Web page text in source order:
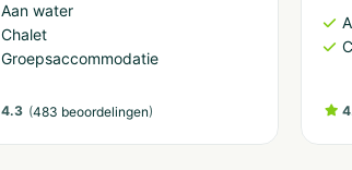
Aan water
Chalet
Groepsaccommodatie
4.3 (483 beoordelingen)